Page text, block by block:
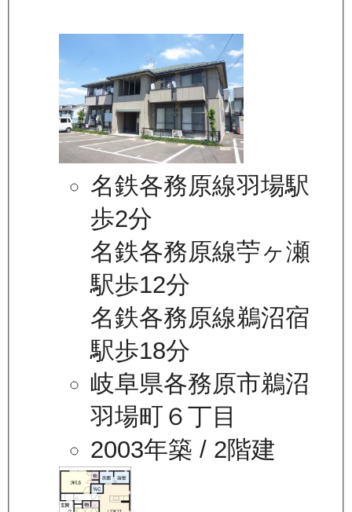
名鉄各務原線羽場駅
歩2分
名鉄各務原線苧ヶ瀬
駅歩12分
名鉄各務原線鵜沼宿
駅歩18分
岐阜県各務原市鵜沼
羽場町６丁目
2003年築 / 2階建